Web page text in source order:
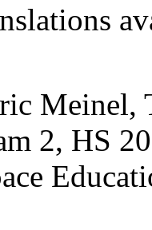
Meinel,
2, HS